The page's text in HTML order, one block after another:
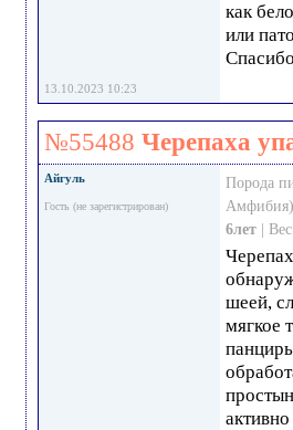
как
или
13.10.2023 10:23
№55488 Черепаха
Айгуль
Гость (не зарегистрирован)
Порода
6лет |
шеей,
мягкое